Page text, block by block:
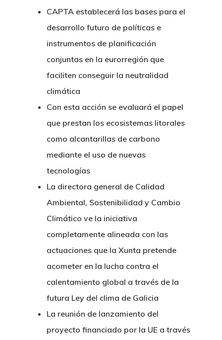
CAPTA establecerá las bases para el
desarrollo futuro de políticas e
instrumentos de planificación
conjuntas en la eurorregión que
faciliten conseguir la neutralidad
climática
Con esta acción se evaluará el papel
que prestan los ecosistemas litorales
como alcantarillas de carbono
mediante el uso de nuevas
tecnologías
La directora general de Calidad
Ambiental, Sostenibilidad y Cambio
Climático ve la iniciativa
completamente alineada con las
actuaciones que la Xunta pretende
acometer en la lucha contra el
calentamiento global a través de la
futura Ley del clima de Galicia
La reunión de lanzamiento del
proyecto financiado por la UE a través